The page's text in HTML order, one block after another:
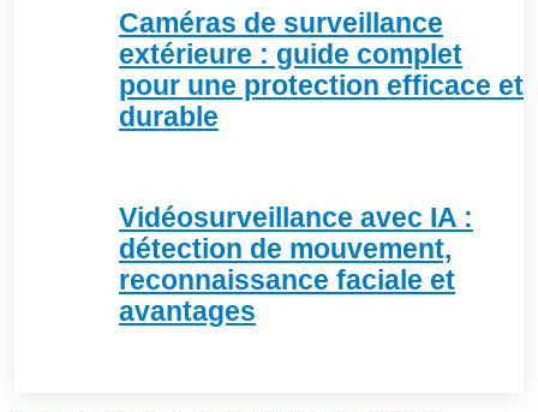
Caméras de surveillance
extérieure : guide complet
pour une protection efficace et
durable
Vidéosurveillance avec IA :
détection de mouvement,
reconnaissance faciale et
avantages